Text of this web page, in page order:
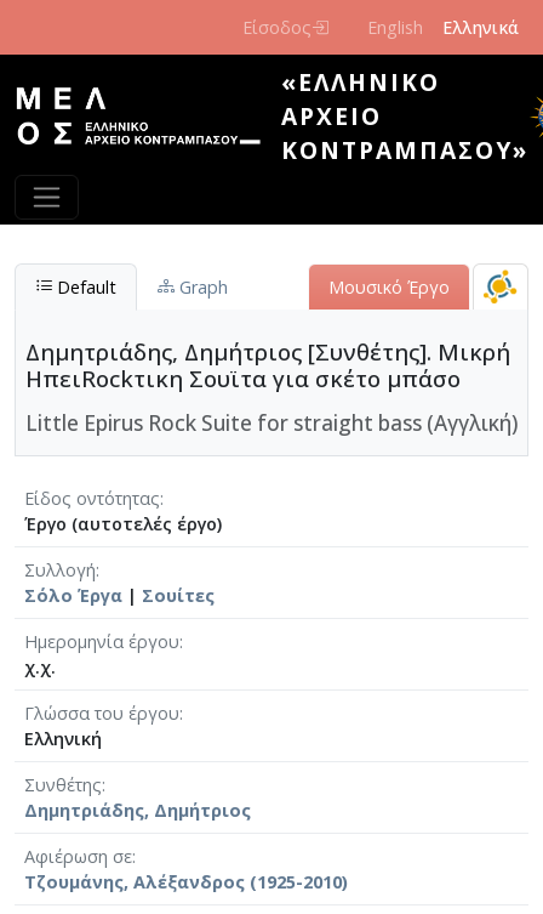
Είσοδος English Ελληνικά
«ΕΛΛΗΝΙΚΌ
ΑΡΧΕΊΟ
ΚΟΝΤΡΑΜΠΆΣΟΥ»
Default Graph Μουσικό Έργο
Δημητριάδης, Δημήτριος [Συνθέτης]. Μικρή
ΗπειRockτικη Σουϊτα για σκέτο μπάσο
Little Epirus Rock Suite for straight bass (Αγγλική)
Είδος οντότητας
Έργο (αυτοτελές έργο)
Συλλογή
Σόλο Έργα | Σουίτες
Ημερομηνία έργου
χ.χ.
Γλώσσα του έργου
Ελληνική
Συνθέτης
Δημητριάδης, Δημήτριος
Αφιέρωση σε
Τζουμάνης, Αλέξανδρος (1925-2010)